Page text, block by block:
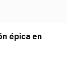
épica en